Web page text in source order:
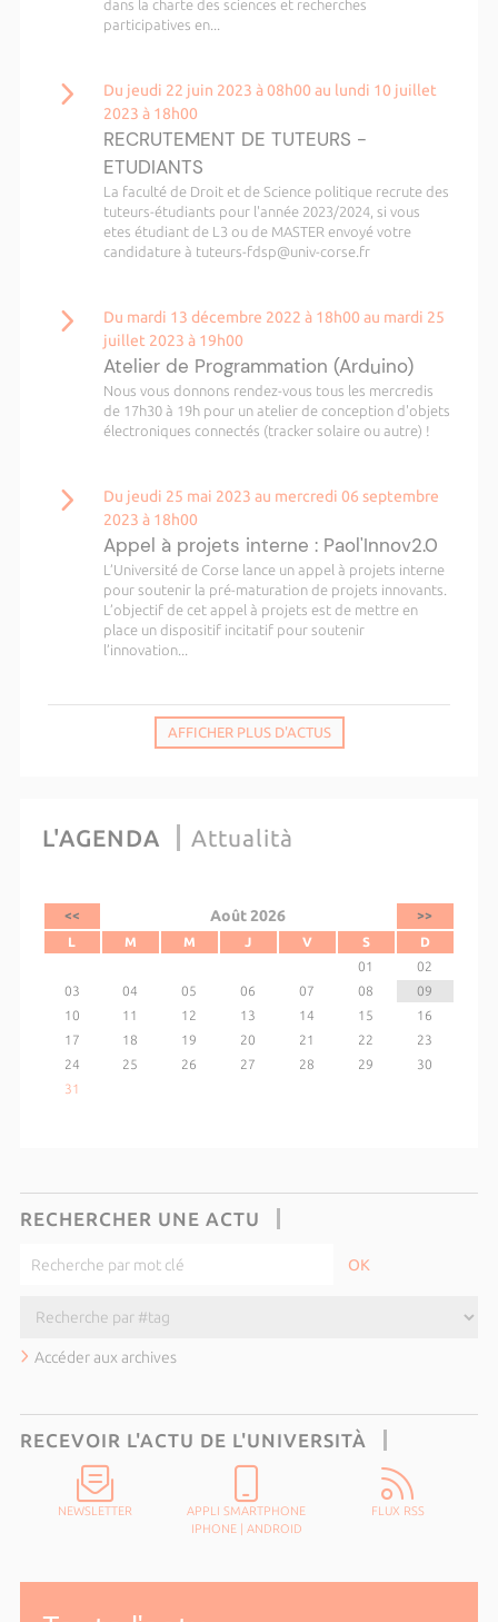
dans la charte des sciences et recherches
participatives en...
Du jeudi 22 juin 2023 à 08h00 au lundi 10 juillet
2023 à 18h00
RECRUTEMENT DE TUTEURS -
ETUDIANTS
La faculté de Droit et de Science politique recrute des
tuteurs-étudiants pour l'année 2023/2024, si vous
etes étudiant de L3 ou de MASTER envoyé votre
candidature à tuteurs-fdsp@univ-corse.fr
Du mardi 13 décembre 2022 à 18h00 au mardi 25
juillet 2023 à 19h00
Atelier de Programmation (Arduino)
Nous vous donnons rendez-vous tous les mercredis
de 17h30 à 19h pour un atelier de conception d'objets
électroniques connectés (tracker solaire ou autre) !
Du jeudi 25 mai 2023 au mercredi 06 septembre
2023 à 18h00
Appel à projets interne : Paol'Innov2.0
L’Université de Corse lance un appel à projets interne
pour soutenir la pré-maturation de projets innovants.
L’objectif de cet appel à projets est de mettre en
place un dispositif incitatif pour soutenir
l’innovation...
AFFICHER PLUS D'ACTUS
L'AGENDA Attualità
<< Août 2026
>>
L
M M J V S
D
01
02
03
04 05 06 07 08
09
10
11 12 13 14 15
16
17
18 19 20 21 22
23
24
25 26 27 28 29
30
31
RECHERCHER UNE ACTU
Accéder aux archives
RECEVOIR L'ACTU DE L'UNIVERSITÀ
NEWSLETTER
APPLI SMARTPHONE
IPHONE| ANDROID
FLUX RSS